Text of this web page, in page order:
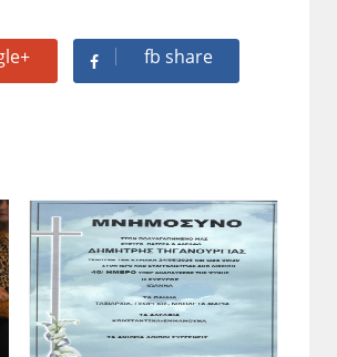
fb share